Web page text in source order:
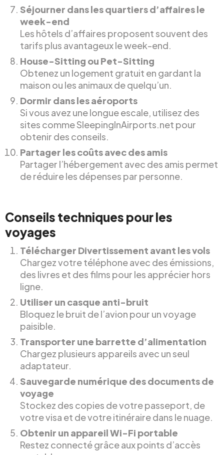
Séjourner dans les quartiers d’affaires le
week-end
Les hôtels d’affaires proposent souvent des
tarifs plus avantageux le week-end.
House-Sitting ou Pet-Sitting
Obtenez un logement gratuit en gardant la
maison ou les animaux de quelqu’un.
Dormir dans les aéroports
Si vous avez une longue escale, utilisez des
sites comme SleepingInAirports.net pour
obtenir des conseils.
Partager les coûts avec des amis
Partager l’hébergement avec des amis permet
de réduire les dépenses par personne.
Conseils techniques pour les
voyages
Télécharger Divertissement avant les vols
Chargez votre téléphone avec des émissions,
des livres et des films pour les apprécier hors
ligne.
Utiliser un casque anti-bruit
Bloquez le bruit de l’avion pour un voyage
paisible.
Transporter une barrette d’alimentation
Chargez plusieurs appareils avec un seul
adaptateur.
Sauvegarde numérique des documents de
voyage
Stockez des copies de votre passeport, de
votre visa et de votre itinéraire dans le nuage.
Obtenir un appareil Wi-Fi portable
Restez connecté grâce aux points d’accès